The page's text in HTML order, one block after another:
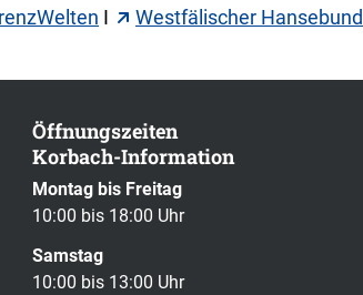
I Westfälischer Hansebund
Öffnungszeiten
Korbach-Information
Montag bis Freitag
10:00 bis 18:00 Uhr
Samstag
10:00 bis 13:00 Uhr